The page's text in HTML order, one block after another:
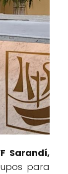
Sarandí,
para